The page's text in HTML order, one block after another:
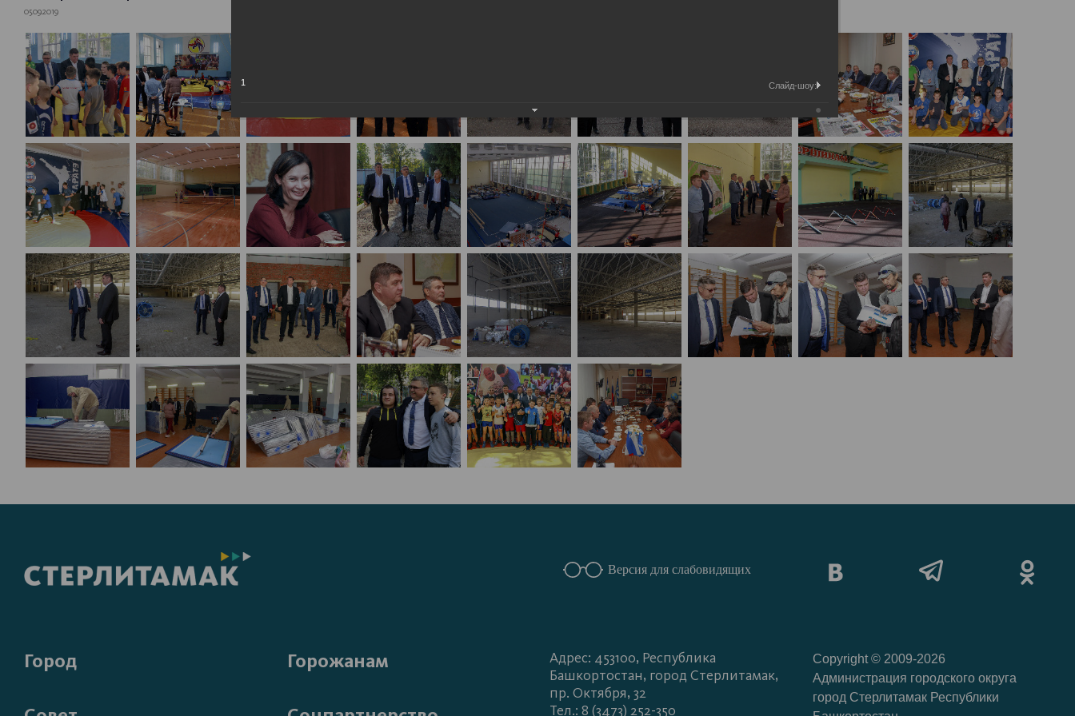
05.09.2019
Версия для слабовидящих
Город Горожанам
Адрес: 453100, Республика
Башкортостан, город Стерлитамак,
пр. Октября, 32
Тел.: 8 (3473) 252-350
Copyright © 2009-2026
Администрация городского округа
город Стерлитамак Республики
1 Слайд-шоу: